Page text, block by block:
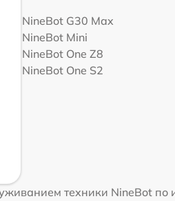
NineBot G30 Max
NineBot Mini
NineBot One Z8
NineBot One S2
техники NineBot